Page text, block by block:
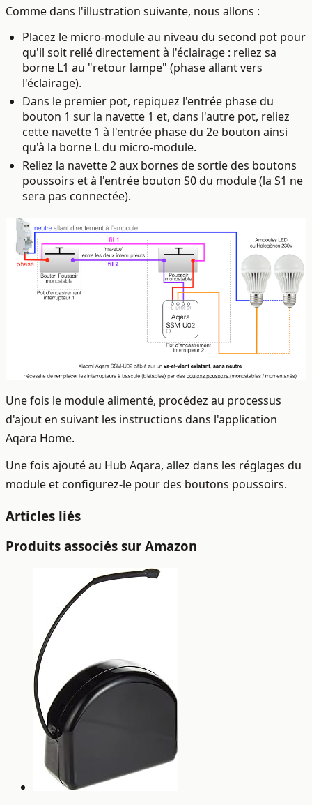
Comme dans l'illustration suivante, nous allons :
Placez le micro-module au niveau du second pot pour
qu'il soit relié directement à l'éclairage : reliez sa
borne L1 au "retour lampe" (phase allant vers
l'éclairage).
Dans le premier pot, repiquez l'entrée phase du
bouton 1 sur la navette 1 et, dans l'autre pot, reliez
cette navette 1 à l'entrée phase du 2e bouton ainsi
qu'à la borne L du micro-module.
Reliez la navette 2 aux bornes de sortie des boutons
poussoirs et à l'entrée bouton S0 du module (la S1 ne
sera pas connectée).
Une fois le module alimenté, procédez au processus
d'ajout en suivant les instructions dans l'application
Aqara Home.
Une fois ajouté au Hub Aqara, allez dans les réglages du
module et configurez-le pour des boutons poussoirs.
Articles liés
Produits associés sur Amazon